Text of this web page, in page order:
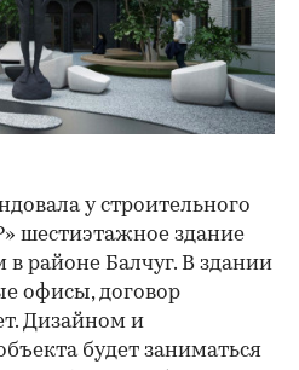
у строительного
шестиэтажное здание
в районе Балчуг. В здании
офисы, договор
Дизайном и
будет заниматься